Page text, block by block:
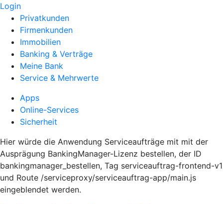
Login
Privatkunden
Firmenkunden
Immobilien
Banking & Verträge
Meine Bank
Service & Mehrwerte
Apps
Online-Services
Sicherheit
Hier würde die Anwendung Serviceaufträge mit mit der
Ausprägung BankingManager-Lizenz bestellen, der ID
bankingmanager_bestellen, Tag serviceauftrag-frontend-v1
und Route /serviceproxy/serviceauftrag-app/main.js
eingeblendet werden.